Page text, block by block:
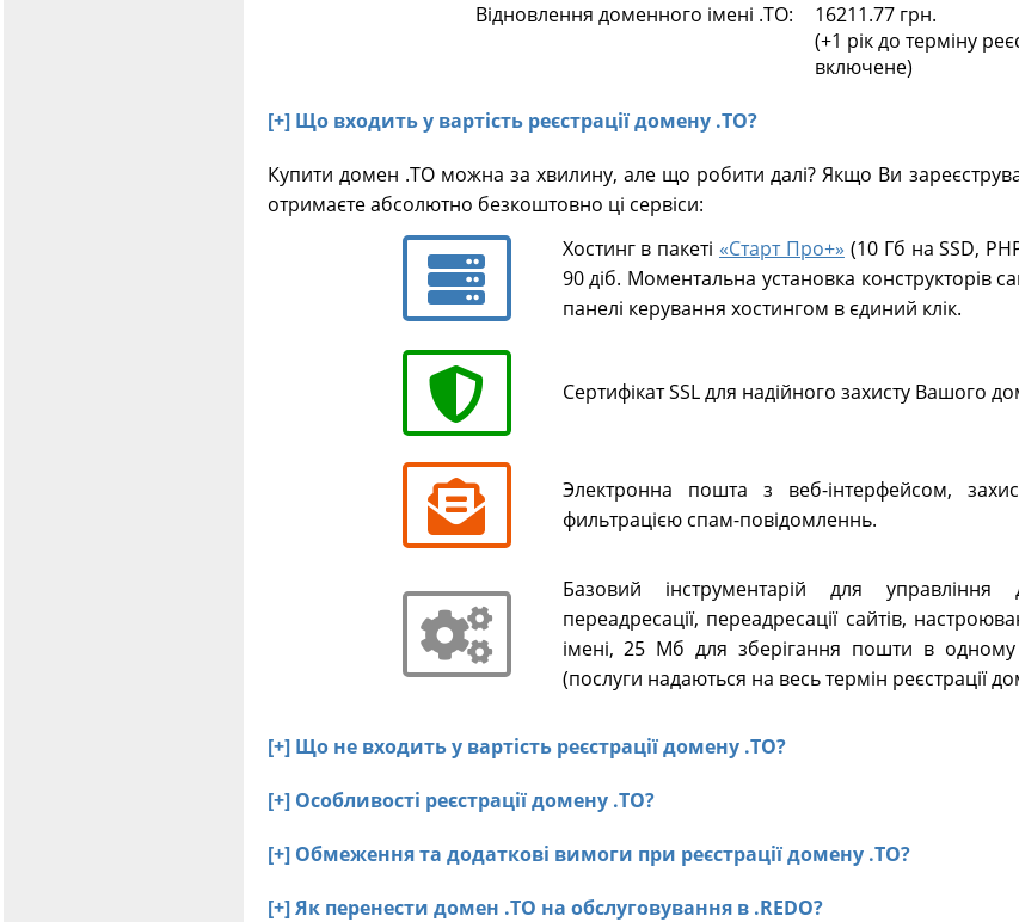
Відновлення доменного імені .TO:
16211.77 грн.
(+1 рік до терміну
включене)
[+] Що входить у вартість реєстрації домену .TO?
Купити домен .TO можна за хвилину, але що робити далі? Якщо Ви
отримаєте абсолютно безкоштовно ці сервіси:
Хостинг в пакеті «Старт Про+» (10 Гб на SSD,
90 діб. Моментальна установка конструкторів
панелі керування хостингом в єдиний клік.
Сертифікат SSL для надійного захисту Вашого
Электронна пошта з веб-інтерфейсом,
фильтрацією спам-повідомленнь.
Базовий інструментарій для
переадресації, переадресації сайтів,
імені, 25 Мб для зберігання пошти в одному
(послуги надаються на весь термін реєстрації
[+] Що не входить у вартість реєстрації домену .TO?
[+] Особливості реєстрації домену .TO?
[+] Обмеження та додаткові вимоги при реєстрації домену .TO?
[+] Як перенести домен .TO на обслуговування в .REDO?